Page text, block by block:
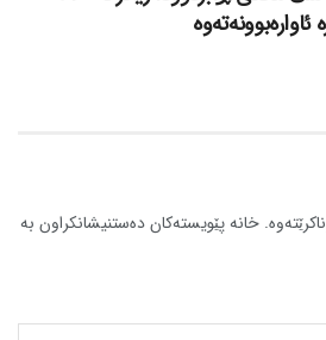
خانە پێویستەکان دەستنیشانکراون بە